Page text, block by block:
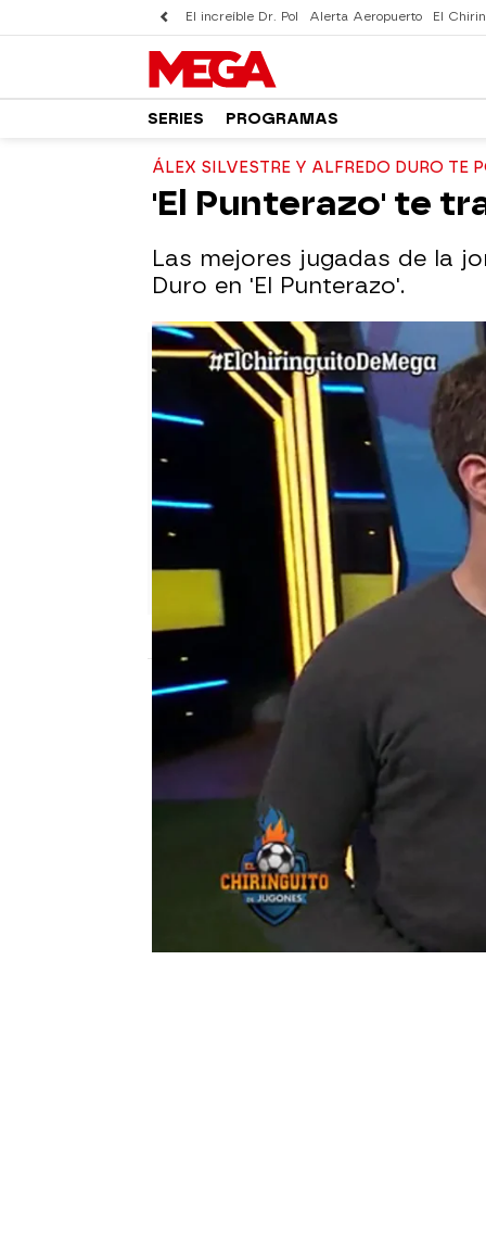
El increíble Dr. Pol Alerta Aeropuerto El
SERIES PROGRAMAS
ÁLEX SILVESTRE Y ALFREDO DURO TE
'El Punterazo' te
Las mejores jugadas de la
Duro en 'El Punterazo'.
mega
Madrid
06 de marzo de 2019, 02:41
el chiringuito